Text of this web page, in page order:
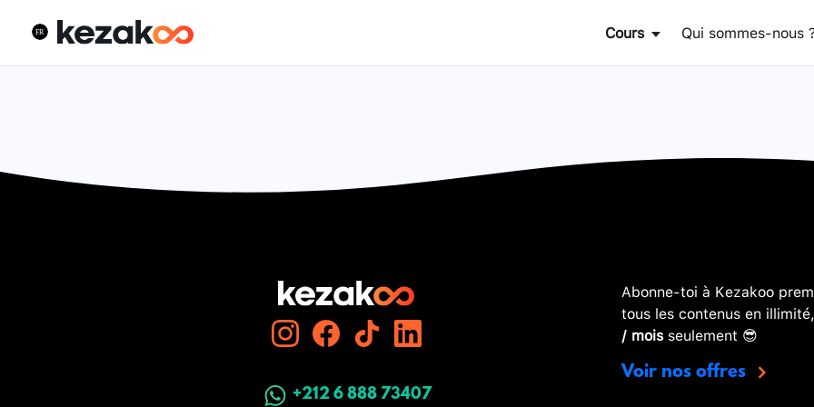
Cours Qui sommes-nous
+212 6 888 73407
Abonne-toi à Kezakoo
tous les contenus en
/ moisseulement 😎
Voir nos offres